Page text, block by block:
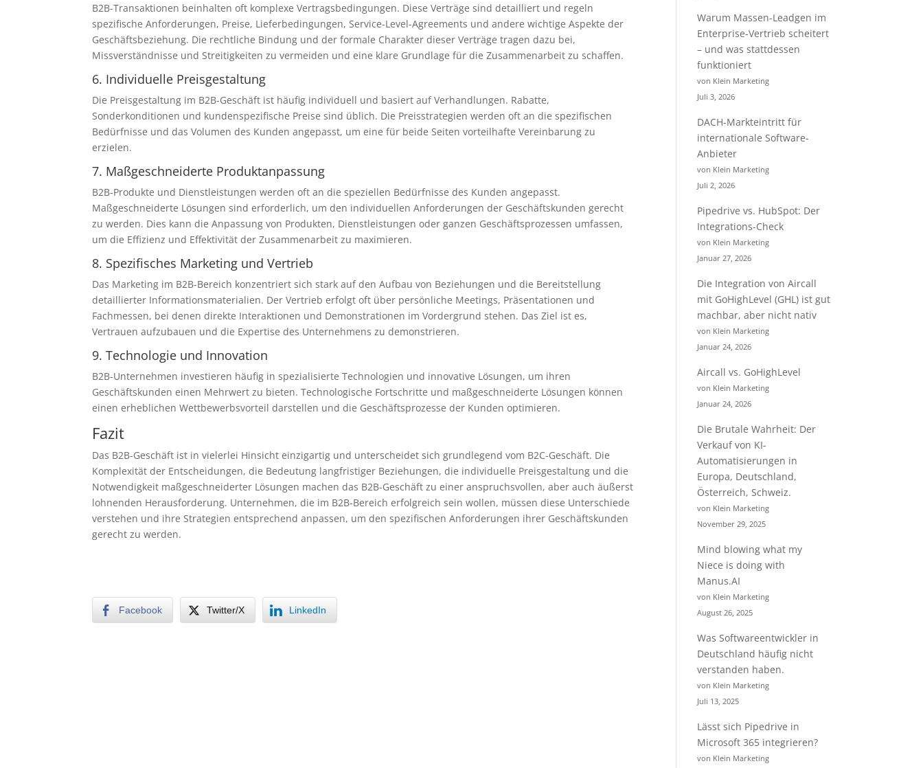
B2B-Transaktionen beinhalten oft komplexe Vertragsbedingungen. Diese Verträge sind detailliert und regeln
spezifische Anforderungen, Preise, Lieferbedingungen, Service-Level-Agreements und andere wichtige Aspekte der
Geschäftsbeziehung. Die rechtliche Bindung und der formale Charakter dieser Verträge tragen dazu bei,
Missverständnisse und Streitigkeiten zu vermeiden und eine klare Grundlage für die Zusammenarbeit zu schaffen.
6. Individuelle Preisgestaltung
Die Preisgestaltung im B2B-Geschäft ist häufig individuell und basiert auf Verhandlungen. Rabatte,
Sonderkonditionen und kundenspezifische Preise sind üblich. Die Preisstrategien werden oft an die spezifischen
Bedürfnisse und das Volumen des Kunden angepasst, um eine für beide Seiten vorteilhafte Vereinbarung zu
erzielen.
7. Maßgeschneiderte Produktanpassung
B2B-Produkte und Dienstleistungen werden oft an die speziellen Bedürfnisse des Kunden angepasst.
Maßgeschneiderte Lösungen sind erforderlich, um den individuellen Anforderungen der Geschäftskunden gerecht
zu werden. Dies kann die Anpassung von Produkten, Dienstleistungen oder ganzen Geschäftsprozessen umfassen,
um die Effizienz und Effektivität der Zusammenarbeit zu maximieren.
8. Spezifisches Marketing und Vertrieb
Das Marketing im B2B-Bereich konzentriert sich stark auf den Aufbau von Beziehungen und die Bereitstellung
detaillierter Informationsmaterialien. Der Vertrieb erfolgt oft über persönliche Meetings, Präsentationen und
Fachmessen, bei denen direkte Interaktionen und Demonstrationen im Vordergrund stehen. Das Ziel ist es,
Vertrauen aufzubauen und die Expertise des Unternehmens zu demonstrieren.
9. Technologie und Innovation
B2B-Unternehmen investieren häufig in spezialisierte Technologien und innovative Lösungen, um ihren
Geschäftskunden einen Mehrwert zu bieten. Technologische Fortschritte und maßgeschneiderte Lösungen können
einen erheblichen Wettbewerbsvorteil darstellen und die Geschäftsprozesse der Kunden optimieren.
Fazit
Das B2B-Geschäft ist in vielerlei Hinsicht einzigartig und unterscheidet sich grundlegend vom B2C-Geschäft. Die
Komplexität der Entscheidungen, die Bedeutung langfristiger Beziehungen, die individuelle Preisgestaltung und die
Notwendigkeit maßgeschneiderter Lösungen machen das B2B-Geschäft zu einer anspruchsvollen, aber auch äußerst
lohnenden Herausforderung. Unternehmen, die im B2B-Bereich erfolgreich sein wollen, müssen diese Unterschiede
verstehen und ihre Strategien entsprechend anpassen, um den spezifischen Anforderungen ihrer Geschäftskunden
gerecht zu werden.
Facebook Twitter/X LinkedIn
Warum Massen-Leadgen im
Enterprise-Vertrieb scheitert
– und was stattdessen
funktioniert
von Klein Marketing
Juli 3, 2026
DACH-Markteintritt für
internationale Software-
Anbieter
von Klein Marketing
Juli 2, 2026
Pipedrive vs. HubSpot: Der
Integrations-Check
von Klein Marketing
Januar 27, 2026
Die Integration von Aircall
mit GoHighLevel (GHL) ist gut
machbar, aber nicht nativ
von Klein Marketing
Januar 24, 2026
Aircall vs. GoHighLevel
von Klein Marketing
Januar 24, 2026
Die Brutale Wahrheit: Der
Verkauf von KI-
Automatisierungen in
Europa, Deutschland,
Österreich, Schweiz.
von Klein Marketing
November 29, 2025
Mind blowing what my
Niece is doing with
Manus.AI
von Klein Marketing
August 26, 2025
Was Softwareentwickler in
Deutschland häufig nicht
verstanden haben.
von Klein Marketing
Juli 13, 2025
Lässt sich Pipedrive in
Microsoft 365 integrieren?
von Klein Marketing